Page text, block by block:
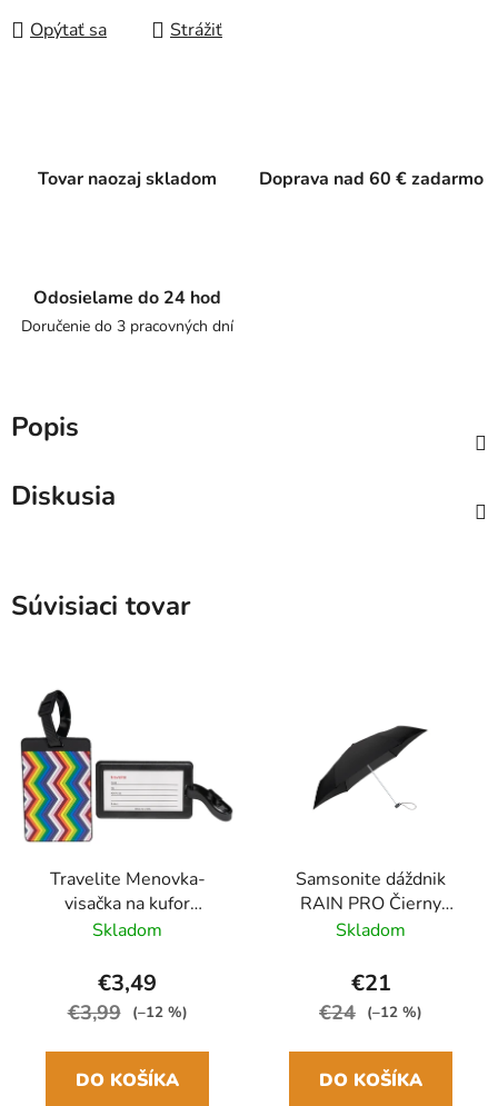
Opýtať sa Strážiť
Tovar naozaj skladom Doprava nad 60 € zadarmo
Odosielame do 24 hod
Doručenie do 3 pracovných dní
Popis
Diskusia
Súvisiaci tovar
Travelite Menovka-
visačka na kufor
Multicolor Waves
Skladom
€3,49
€3,99 (–12 %)
DO KOŠÍKA
Samsonite dáždnik
RAIN PRO Čierny
skladací manuálny
Skladom
€21
€24 (–12 %)
DO KOŠÍKA